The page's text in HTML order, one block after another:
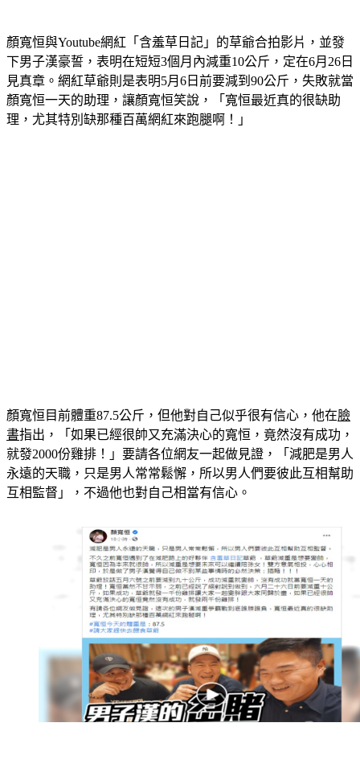
下男子漢豪誓，表明在短短3個月內減重10公斤，定在6月26日
見真章。網紅草爺則是表明5月6日前要減到90公斤，失敗就當
顏寬恒一天的助理，讓顏寬恒笑說，「寬恒最近真的很缺助
理，尤其特別缺那種百萬網紅來跑腿啊！」
書指出，「如果已經很帥又充滿決心的寬恒，竟然沒有成功，
就發2000份雞排！」要請各位網友一起做見證，「減肥是男人
永遠的天職，只是男人常常鬆懈，所以男人們要彼此互相幫助
互相監督」，不過他也對自己相當有信心。